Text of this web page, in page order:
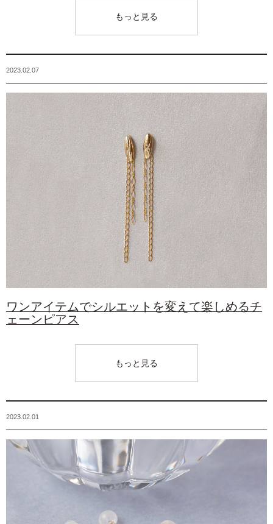
もっと見る
2023.02.07
ワンアイテムでシルエットを変えて楽しめるチ
ェーンピアス
もっと見る
2023.02.01